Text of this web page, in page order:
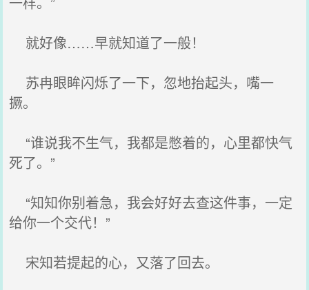
就好像……早就知道了一般！
苏冉眼眸闪烁了一下，忽地抬起头，嘴一
撅。
“谁说我不生气，我都是憋着的，心里都快气
死了。”
“知知你别着急，我会好好去查这件事，一定
给你一个交代！”
宋知若提起的心，又落了回去。